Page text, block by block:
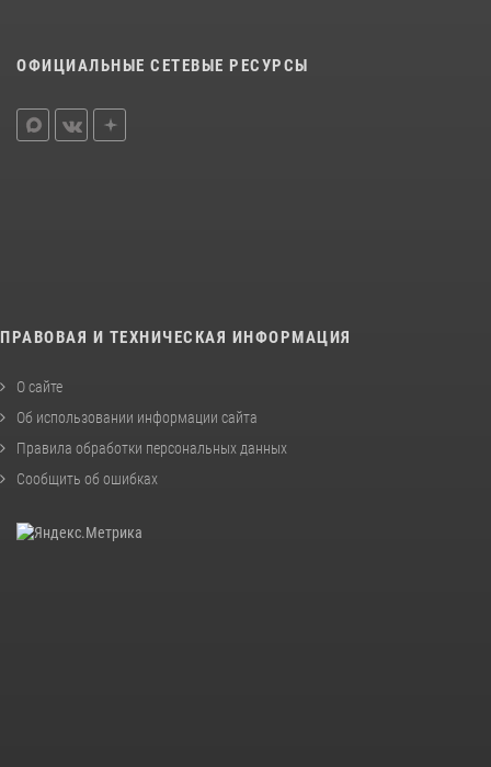
ОФИЦИАЛЬНЫЕ СЕТЕВЫЕ РЕСУРСЫ
ПРАВОВАЯ И ТЕХНИЧЕСКАЯ ИНФОРМАЦИЯ
О сайте
Об использовании информации сайта
Правила обработки персональных данных
Сообщить об ошибках